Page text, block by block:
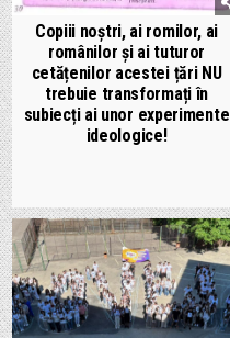
Copiii noștri, ai romilor, ai
românilor și ai tuturor
cetățenilor acestei țări NU
trebuie transformați în
subiecți ai unor experimente
ideologice!